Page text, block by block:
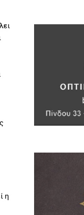
η